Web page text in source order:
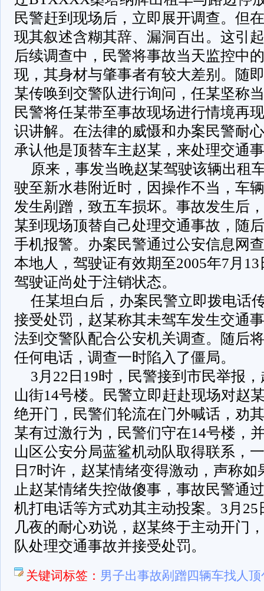
民警赶到现场后，立即展开调查。但
现其叙述含糊其辞、漏洞百出。这引
后续调查中，民警将事故当天监控中
现，其身材与肇事者有较大差别。随
某传唤到交警队进行询问，任某坚称
民警将任某带至事故现场进行情境再
识讲解。在法律的威慑和办案民警耐
承认他是顶替车主赵某，来处理交通
原来，事发当晚赵某驾驶该辆出租
驶至新水巷附近时，因操作不当，车
发生剐蹭，致五车损坏。事故发生后
某到现场顶替自己处理交通事故，随
手机报警。办案民警通过公安信息网
本地人，驾驶证有效期至2005年7月
驾驶证尚处于注销状态。
任某坦白后，办案民警立即拨电话
接受处罚，赵某称其未驾车发生交通
法到交警队配合公安机关调查。随后
任何电话，调查一时陷入了僵局。
3月22日19时，民警接到市民举报
山街14号楼。民警立即赶赴现场对赵
绝开门，民警们轮流在门外喊话，劝
某有过激行为，民警们守在14号楼，
山区公安分局蓝鲨机动队取得联系，
日7时许，赵某情绪变得激动，声称
止赵某情绪失控做傻事，事故民警通
机打电话等方式劝其主动投案。3月
几夜的耐心劝说，赵某终于主动开门
队处理交通事故并接受处罚。
关键词标签： 男子出事故剐蹭四辆车找人